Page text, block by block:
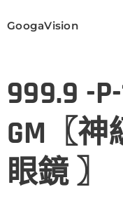
GoogaVision
999.9 -
GM〖神
眼鏡 〗